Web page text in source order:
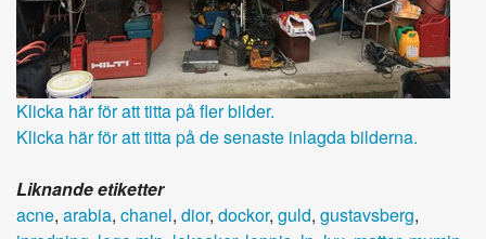
Klicka här för att titta på fler bilder.
Klicka här för att titta på de senaste inlagda bilderna.
Liknande etiketter
acne, arabia, chanel, dior, dockor, guld, gustavsberg,